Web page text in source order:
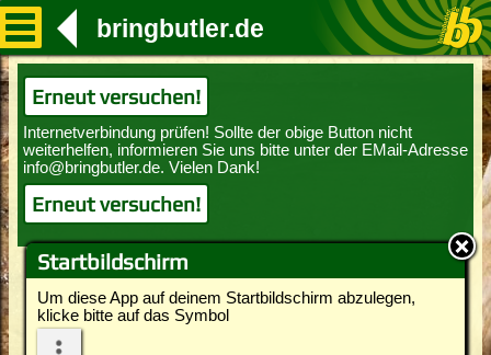
Startbildschirm
Um diese App auf deinem Startbildschirm abzulegen,
klicke bitte auf das Symbol
bringbutler.de
Erneut versuchen!
Erneut versuchen!